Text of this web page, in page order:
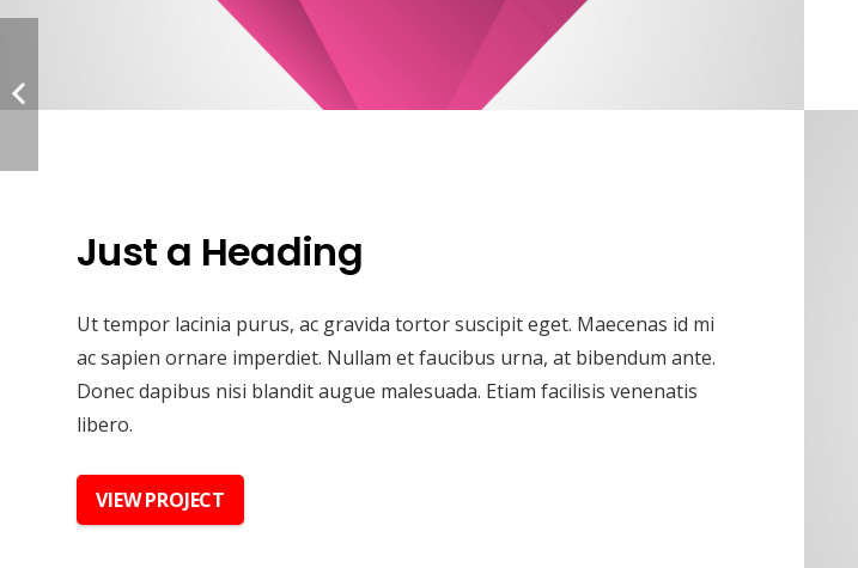
Just a Heading
Ut tempor lacinia purus, ac gravida tortor suscipit eget. Maecenas id mi
ac sapien ornare imperdiet. Nullam et faucibus urna, at bibendum ante.
Donec dapibus nisi blandit augue malesuada. Etiam facilisis venenatis
libero.
VIEW PROJECT